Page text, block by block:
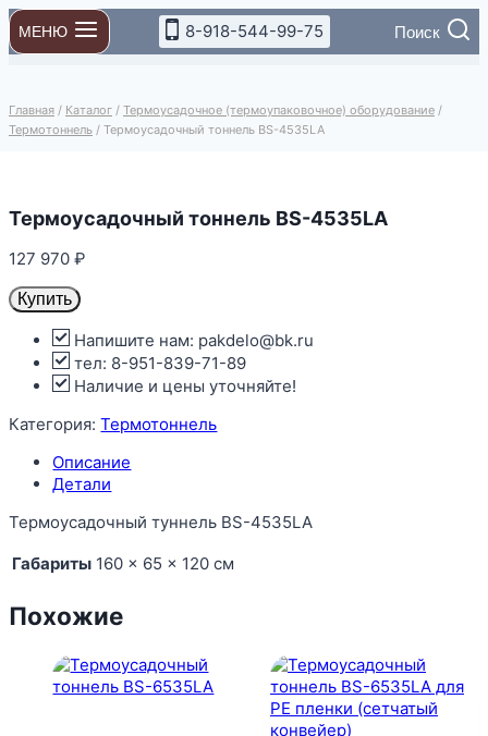
Перейти
к
содержимому
МЕНЮ 8-918-544-99-75 Поиск
Главная / Каталог / Термоусадочное (термоупаковочное) оборудование /
Термотоннель / Термоусадочный тоннель BS-4535LA
Термоусадочный тоннель BS-4535LA
127 970₽
Купить
Напишите нам: pakdelo@bk.ru
тел: 8-951-839-71-89
Наличие и цены уточняйте!
Категория:Термотоннель
Описание
Детали
Термоусадочный туннель BS-4535LA
Габариты 160 × 65 × 120 см
Похожие